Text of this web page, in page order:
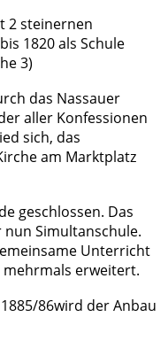
2 steinernen
1820 als Schule
3)
das Nassauer
aller Konfessionen
sich, das
am Marktplatz
geschlossen. Das
Simultanschule.
Unterricht
mehrmals erweitert.
86wird der Anbau